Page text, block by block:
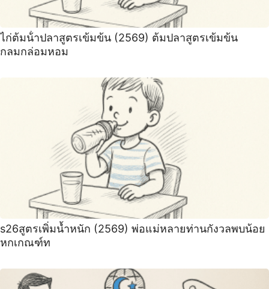
ไก่ต้มน้ําปลาสูตรเข้มข้น (2569) ต้มปลาสูตรเข้มข้น
กลมกล่อมหอม
s26สูตรเพิ่มน้ำหนัก (2569) พ่อแม่หลายท่านกังวลพบน้อย
หกเกณฑ์ท